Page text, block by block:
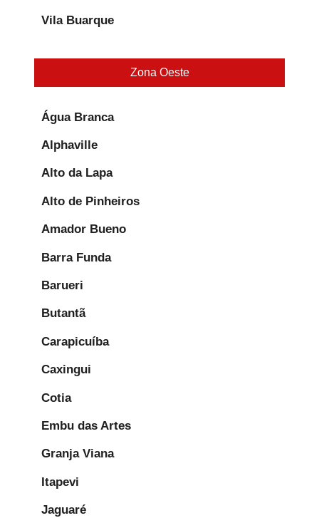
Vila Buarque
Zona Oeste
Água Branca
Alphaville
Alto da Lapa
Alto de Pinheiros
Amador Bueno
Barra Funda
Barueri
Butantã
Carapicuíba
Caxingui
Cotia
Embu das Artes
Granja Viana
Itapevi
Jaguaré